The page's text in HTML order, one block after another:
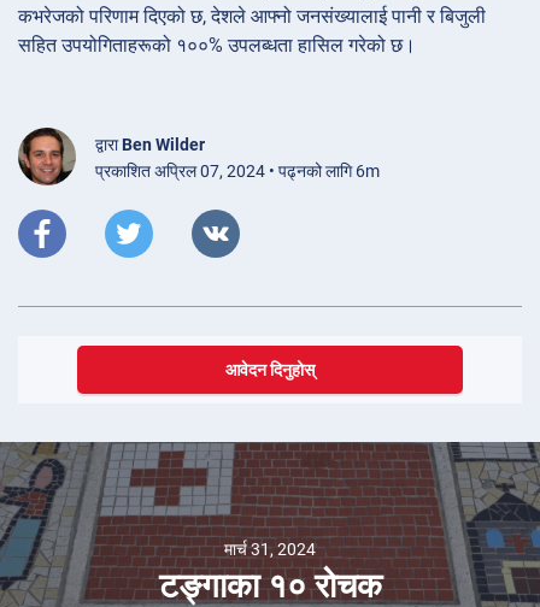
कभरेजको परिणाम दिएको छ, देशले आफ्नो जनसंख्यालाई पानी र बिजुली
सहित उपयोगिताहरूको १००% उपलब्धता हासिल गरेको छ।
द्वाराBen Wilder
प्रकाशित अप्रिल 07, 2024 • पढ्नको लागि 6m
आवेदन दिनुहोस्
मार्च 31, 2024
टङ्गाका १० रोचक